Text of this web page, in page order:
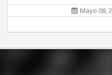
Mayo 08,